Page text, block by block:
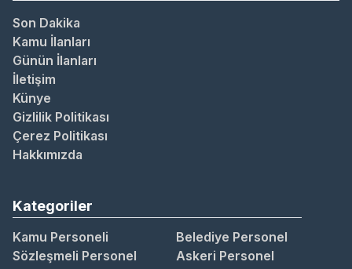
Son Dakika
Kamu İlanları
Günün İlanları
İletişim
Künye
Gizlilik Politikası
Çerez Politikası
Hakkımızda
Kategoriler
Kamu Personeli
Belediye Personel
Sözleşmeli Personel
Askeri Personel